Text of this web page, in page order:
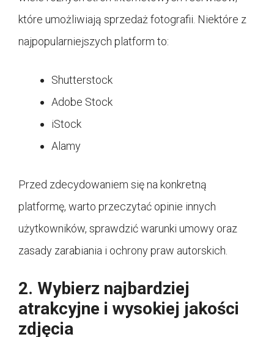
które umożliwiają sprzedaż fotografii. Niektóre z
najpopularniejszych platform to:
Shutterstock
Adobe Stock
iStock
Alamy
Przed zdecydowaniem się na konkretną
platformę, warto przeczytać opinie innych
użytkowników, sprawdzić warunki umowy oraz
zasady zarabiania i ochrony praw autorskich.
2. Wybierz najbardziej
atrakcyjne i wysokiej jakości
zdjęcia